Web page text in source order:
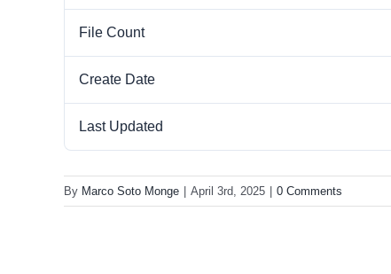
File Count
Create Date
Last Updated
By Marco Soto Monge | April 3rd, 2025 | 0 Comments